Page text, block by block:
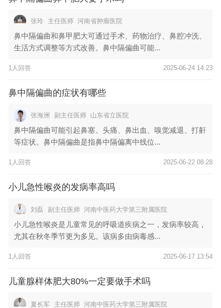
张玲 主任医师 河南省肿瘤医院
鼻中隔偏曲和鼻甲肥大可通过手术、药物治疗、鼻腔冲洗、
生活方式调整等方式改善。鼻中隔偏曲可能...
1人回答 2025-06-24 14:23
鼻中隔偏曲的症状有哪些
张海洲 副主任医师 山东省立医院
鼻中隔偏曲可能引起鼻塞、头痛、鼻出血、嗅觉减退、打鼾
等症状。鼻中隔偏曲是指鼻中隔偏离中线位...
1人回答 2025-06-22 08:28
小儿急性喉炎的发病率高吗
刘磊 副主任医师 河南中医药大学第三附属医院
小儿急性喉炎是儿童常见的呼吸道疾病之一，发病率较高，
尤其在秋冬季节更为多见。该病多由病毒感...
1人回答 2025-06-17 13:54
儿童腺样体肥大80%一定要做手术吗
夏长军 主任医师 河南中医药大学第三附属医院